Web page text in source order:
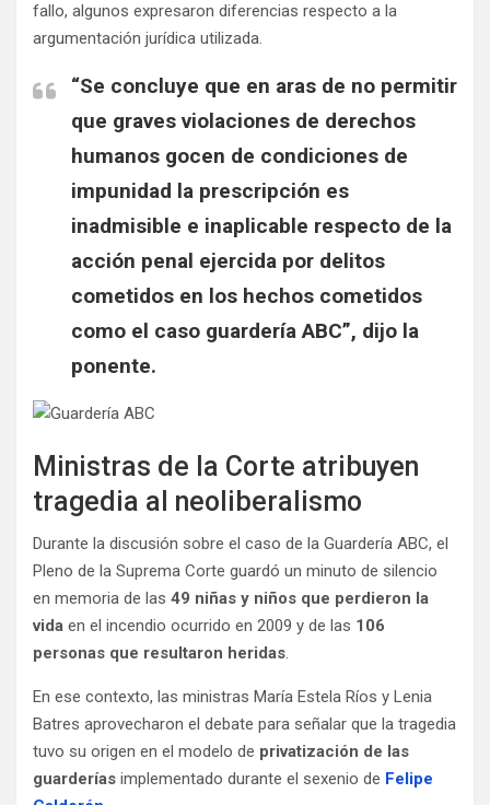
fallo, algunos expresaron diferencias respecto a la
argumentación jurídica utilizada.
“Se concluye que en aras de no permitir
que graves violaciones de derechos
humanos gocen de condiciones de
impunidad la prescripción es
inadmisible e inaplicable respecto de la
acción penal ejercida por delitos
cometidos en los hechos cometidos
como el caso guardería ABC”, dijo la
ponente.
Ministras de la Corte atribuyen
tragedia al neoliberalismo
Durante la discusión sobre el caso de la Guardería ABC, el
Pleno de la Suprema Corte guardó un minuto de silencio
en memoria de las 49 niñas y niños que perdieron la
vida en el incendio ocurrido en 2009 y de las 106
personas que resultaron heridas.
En ese contexto, las ministras María Estela Ríos y Lenia
Batres aprovecharon el debate para señalar que la tragedia
tuvo su origen en el modelo de privatización de las
guarderías implementado durante el sexenio de Felipe